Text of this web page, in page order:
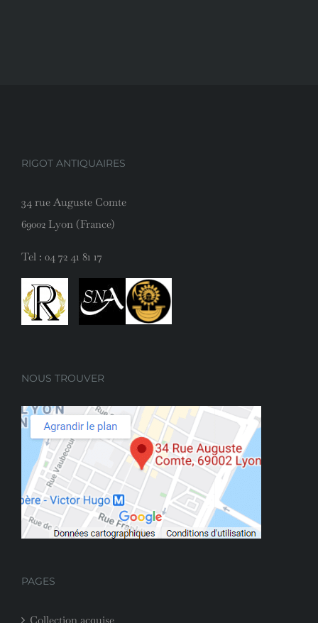
RIGOT ANTIQUAIRES
34 rue Auguste Comte
69002 Lyon (France)
Tel : 04 72 41 81 17
NOUS TROUVER
PAGES
Collection acquise